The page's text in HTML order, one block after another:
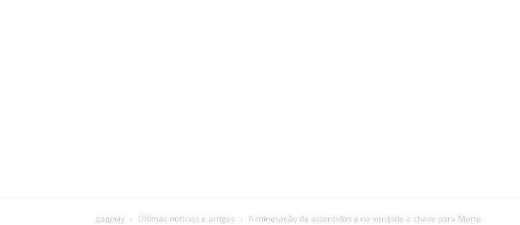
додому Últimas notícias e artigos A mineração de asteróides é na verdade a chave para Marte